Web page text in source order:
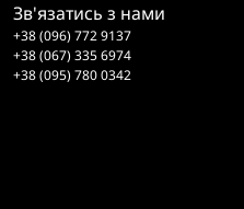
Зв'язатись з нами
+38 (096) 772 9137
+38 (067) 335 6974
+38 (095) 780 0342